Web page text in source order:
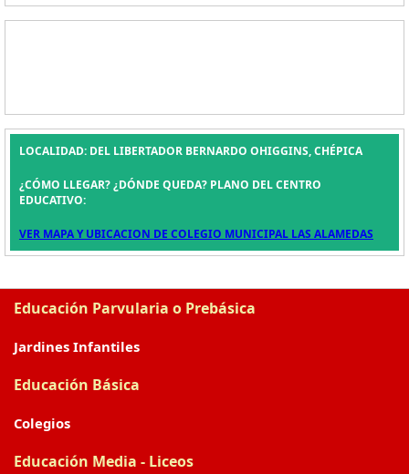
LOCALIDAD: DEL LIBERTADOR BERNARDO OHIGGINS, CHÉPICA
¿CÓMO LLEGAR? ¿DÓNDE QUEDA? PLANO DEL CENTRO
EDUCATIVO:
VER MAPA Y UBICACION DE COLEGIO MUNICIPAL LAS ALAMEDAS
Educación Parvularia o Prebásica
Jardines Infantiles
Educación Básica
Colegios
Educación Media - Liceos